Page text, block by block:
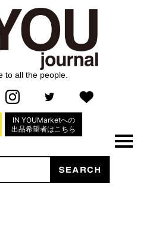
to all the people.
IN YOUMarketへの
出品希望者はこちら